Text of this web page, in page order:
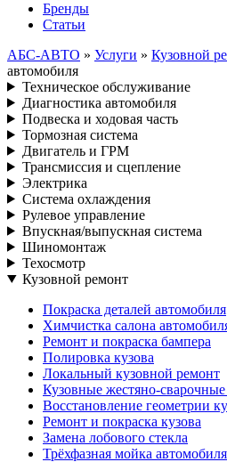
Бренды
Статьи
АБС-АВТО » Услуги » Кузовной
автомобиля
Техническое обслуживание
Диагностика автомобиля
Подвеска и ходовая часть
Тормозная система
Двигатель и ГРМ
Трансмиссия и сцепление
Электрика
Система охлаждения
Рулевое управление
Впускная/выпускная система
Шиномонтаж
Техосмотр
Кузовной ремонт
Покраска деталей автомобиля
Химчистка салона
Ремонт и покраска бампера
Полировка кузова
Локальный кузовной ремонт
Кузовные жестяно-
Восстановление геометрии
Ремонт и покраска кузова
Замена лобового стекла
Трёхфазная мойка автомобиля